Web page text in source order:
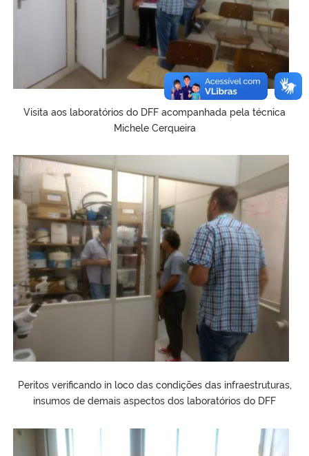
Visita aos laboratórios do DFF acompanhada pela técnica
Michele Cerqueira
Peritos verificando in loco das condições das infraestruturas,
insumos de demais aspectos dos laboratórios do DFF